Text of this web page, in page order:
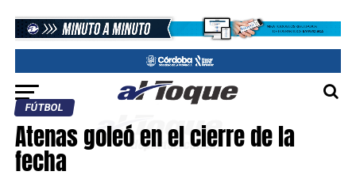
FÚTBOL
Atenas goleó en el cierre de la
fecha